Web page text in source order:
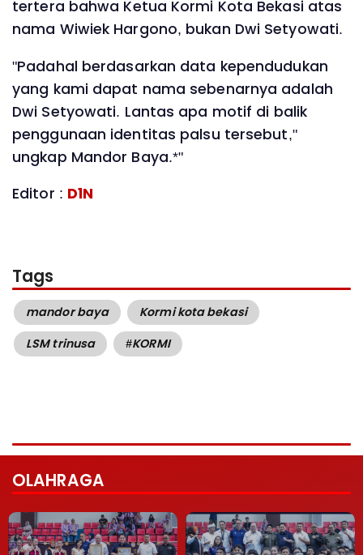
tertera bahwa Ketua Kormi Kota Bekasi atas
nama Wiwiek Hargono, bukan Dwi Setyowati.
"Padahal berdasarkan data kependudukan
yang kami dapat nama sebenarnya adalah
Dwi Setyowati. Lantas apa motif di balik
penggunaan identitas palsu tersebut,"
ungkap Mandor Baya.*"
Editor : D1N
Tags
mandor baya
Kormi kota bekasi
LSM trinusa
#KORMI
OLAHRAGA